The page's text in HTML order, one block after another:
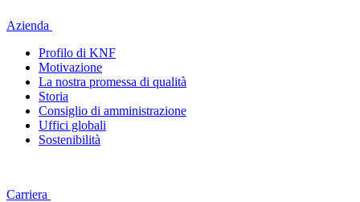
Azienda
Profilo di KNF
Motivazione
La nostra promessa di qualità
Storia
Consiglio di amministrazione
Uffici globali
Sostenibilità
Carriera